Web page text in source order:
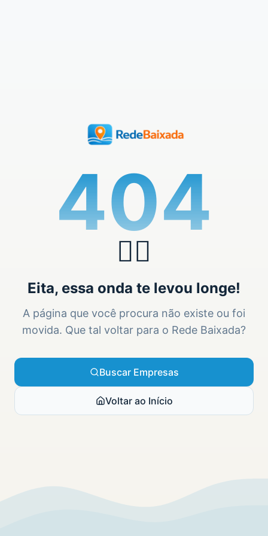
404
🏄‍♂️
Eita, essa onda te levou longe!
A página que você procura não existe ou foi
movida. Que tal voltar para o Rede Baixada?
Buscar Empresas
Voltar ao Início